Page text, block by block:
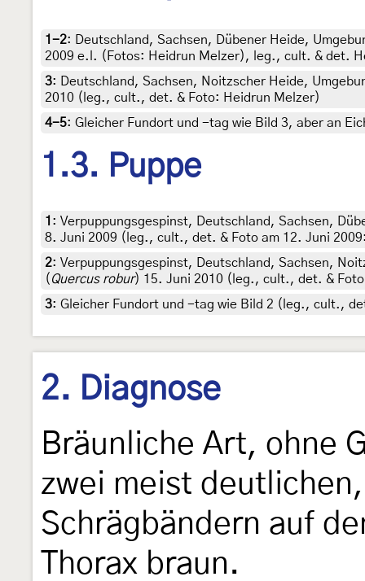
1-2:
Deutschland, Sachsen, Dübener Heide,
2009 e.l. (Fotos: Heidrun Melzer), leg., cult. & det.
3:
Deutschland, Sachsen, Noitzscher Heide,
2010 (leg., cult., det. & Foto: Heidrun Melzer)
4-5: Gleicher Fundort und -tag wie Bild 3, aber an
1.3. Puppe
1 : Verpuppungsgespinst, Deutschland, Sachsen,
8. Juni 2009 (leg., cult., det. & Foto am 12. Juni
2: Verpuppungsgespinst, Deutschland, Sachsen,
( Quercus robur) 15. Juni 2010 (leg., cult., det. &
3: Gleicher Fundort und -tag wie Bild 2 (leg., cult.,
2. Diagnose
Bräunliche Art, ohne
zwei meist
Schrägbändern auf
Thorax braun.